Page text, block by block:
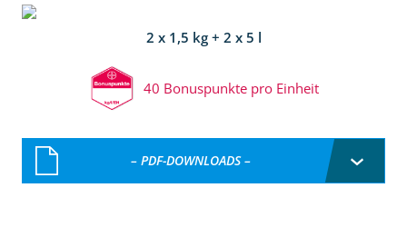
2 x 1,5 kg + 2 x 5 l
40 Bonuspunkte pro Einheit
– PDF-DOWNLOADS –